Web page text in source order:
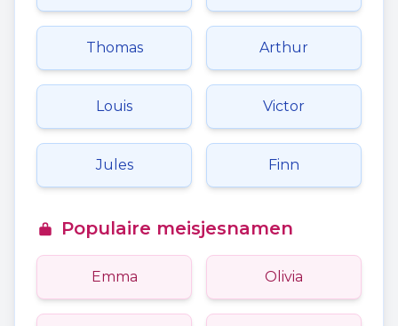
Thomas Arthur
Louis Victor
Jules Finn
Populaire meisjesnamen
Emma Olivia